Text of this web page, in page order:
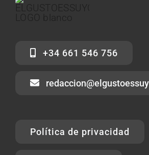
+34 661 546 756
Política de privacidad